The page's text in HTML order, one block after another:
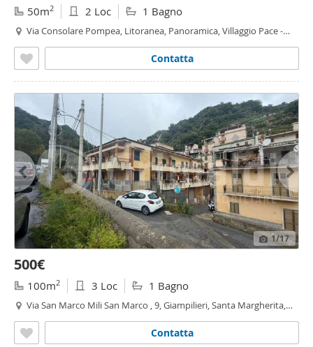
50m2 2 Loc 1 Bagno
Via Consolare Pompea, Litoranea, Panoramica, Villaggio Pace -
Contatta
1/17
500€
100m2 3 Loc 1 Bagno
Via San Marco Mili San Marco , 9, Giampilieri, Santa Margherita,
Contatta